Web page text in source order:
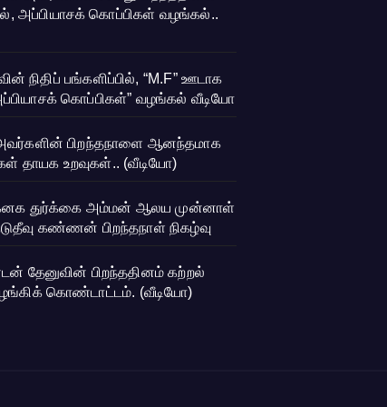
அப்பியாசக் கொப்பிகள் வழங்கல்..
நிதிப் பங்களிப்பில், “M.F” ஊடாக
கொப்பிகள்” வழங்கல் வீடியோ
பிறந்தநாளை ஆனந்தமாக
தாயக உறவுகள்.. (வீடியோ)
துர்க்கை அம்மன் ஆலய முன்னாள்
கண்ணன் பிறந்தநாள் நிகழ்வு
தேனுவின் பிறந்ததினம் கற்றல்
கொண்டாட்டம். (வீடியோ)